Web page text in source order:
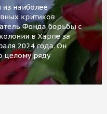
наиболее
критиков
Фонда борьбы с
в Харпе за
2024 года. Он
целому ряду